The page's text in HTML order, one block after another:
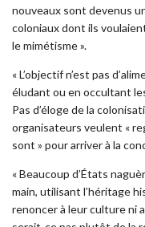
nouveaux sont devenus
coloniaux dont ils
le mimétisme ».
« L’objectif n’est pas
éludant ou en occultant
Pas d’éloge de la
organisateurs veulent «
sont » pour arriver à la
« Beaucoup d’États
main, utilisant l’héritage
renoncer à leur culture ni